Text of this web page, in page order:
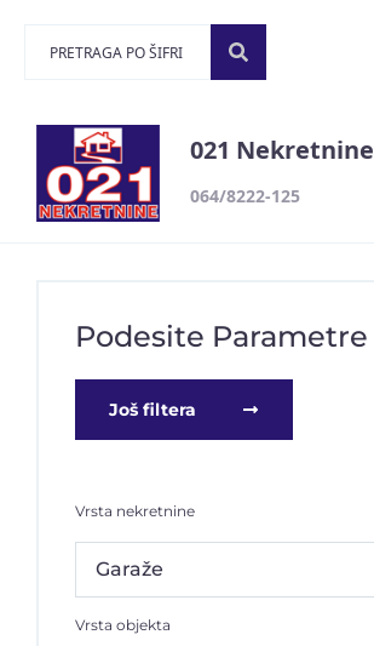
021 Nekretnine
064/8222-125
Podesite Parametre
Još filtera
Vrsta nekretnine
Vrsta objekta